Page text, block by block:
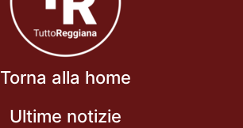
Torna alla home
Ultime notizie